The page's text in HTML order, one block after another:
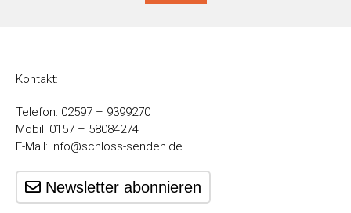
Kontakt:
Telefon: 02597 – 9399270
Mobil: 0157 – 58084274
E-Mail: info@schloss-senden.de
Newsletter abonnieren